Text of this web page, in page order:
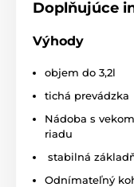
Doplňujúce
Výhody
objem do 3,2l
tichá prevádzka
Nádoba s
riadu
stabilná
Odnímateľný